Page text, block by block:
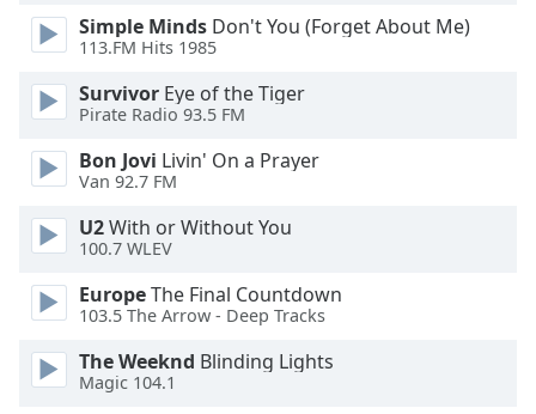
Beginning
dialog
window.
Escape
and
close
window.
Text
Color
Simple Minds Don't You (Forget About Me)
113.FM Hits 1985
Survivor Eye of the Tiger
Pirate Radio 93.5 FM
Bon Jovi Livin' On a Prayer
Van 92.7 FM
U2With or Without You
100.7 WLEV
EuropeThe Final Countdown
103.5 The Arrow - Deep Tracks
The Weeknd Blinding Lights
Magic 104.1